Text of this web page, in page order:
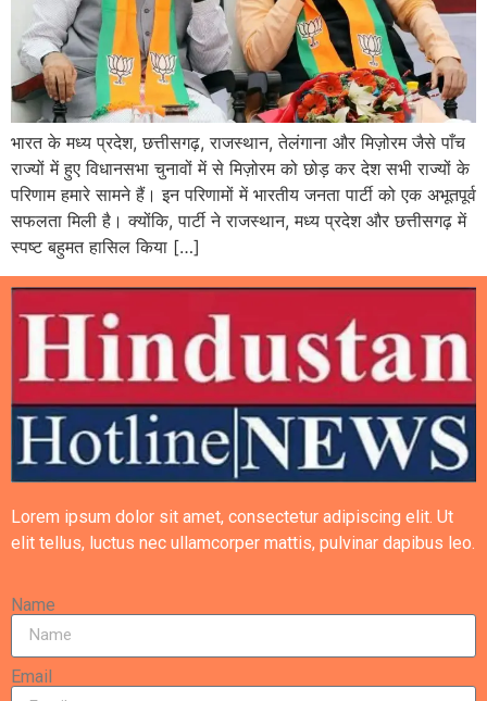
भारत के मध्य प्रदेश, छत्तीसगढ़, राजस्थान, तेलंगाना और मिज़ोरम जैसे पाँच
राज्यों में हुए विधानसभा चुनावों में से मिज़ोरम को छोड़ कर देश सभी राज्यों के
परिणाम हमारे सामने हैं। इन परिणामों में भारतीय जनता पार्टी को एक अभूतपूर्व
सफलता मिली है। क्योंकि, पार्टी ने राजस्थान, मध्य प्रदेश और छत्तीसगढ़ में
स्पष्ट बहुमत हासिल किया […]
Lorem ipsum dolor sit amet, consectetur adipiscing elit. Ut
elit tellus, luctus nec ullamcorper mattis, pulvinar dapibus leo.
Name
Email